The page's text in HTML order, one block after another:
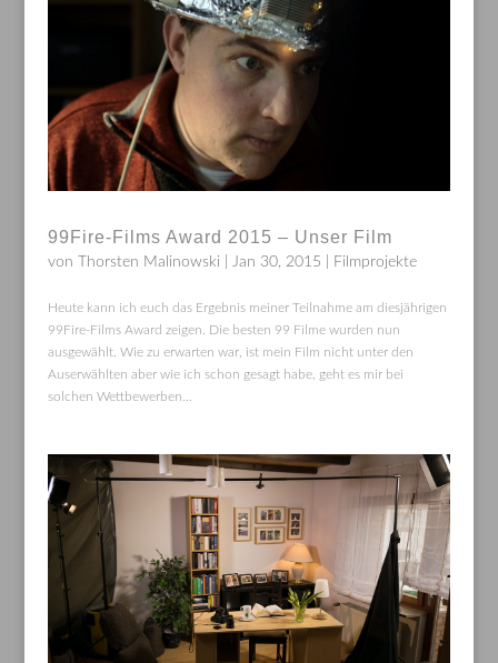
99Fire-Films Award 2015 – Unser Film
von Thorsten Malinowski Jan 30, 2015 Filmprojekte
Heute kann ich euch das Ergebnis meiner Teilnahme am diesjährigen
99Fire-Films Award zeigen. Die besten 99 Filme wurden nun
ausgewählt. Wie zu erwarten war, ist mein Film nicht unter den
Auserwählten aber wie ich schon gesagt habe, geht es mir bei
solchen Wettbewerben...